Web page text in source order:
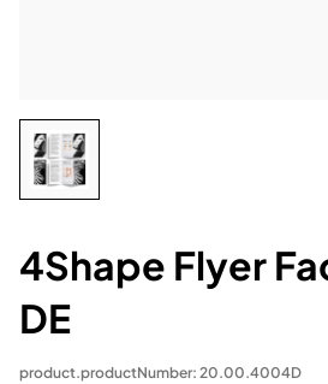
4Shape Flyer
DE
product.productNumber: 20.00.4004D